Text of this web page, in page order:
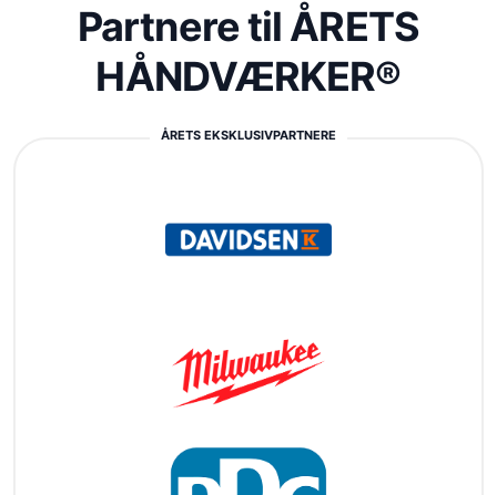
Partnere til ÅRETS
HÅNDVÆRKER®
ÅRETS EKSKLUSIVPARTNERE